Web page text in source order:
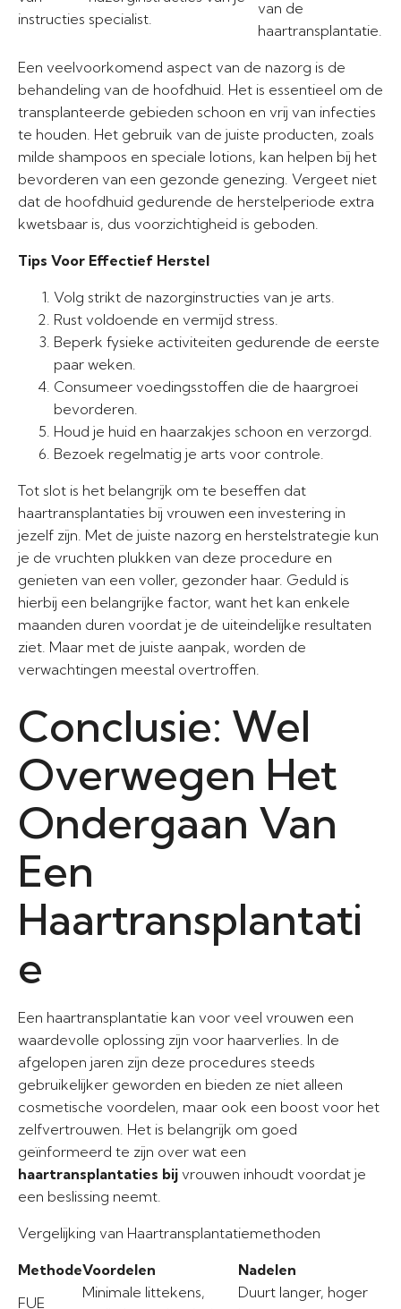
instructies specialist.
van de
haartransplantatie.
Een veelvoorkomend aspect van de nazorg is de
behandeling van de hoofdhuid. Het is essentieel om de
transplanteerde gebieden schoon en vrij van infecties
te houden. Het gebruik van de juiste producten, zoals
milde shampoos en speciale lotions, kan helpen bij het
bevorderen van een gezonde genezing. Vergeet niet
dat de hoofdhuid gedurende de herstelperiode extra
kwetsbaar is, dus voorzichtigheid is geboden.
Tips Voor Effectief Herstel
Volg strikt de nazorginstructies van je arts.
Rust voldoende en vermijd stress.
Beperk fysieke activiteiten gedurende de eerste
paar weken.
Consumeer voedingsstoffen die de haargroei
bevorderen.
Houd je huid en haarzakjes schoon en verzorgd.
Bezoek regelmatig je arts voor controle.
Tot slot is het belangrijk om te beseffen dat
haartransplantaties bij vrouwen een investering in
jezelf zijn. Met de juiste nazorg en herstelstrategie kun
je de vruchten plukken van deze procedure en
genieten van een voller, gezonder haar. Geduld is
hierbij een belangrijke factor, want het kan enkele
maanden duren voordat je de uiteindelijke resultaten
ziet. Maar met de juiste aanpak, worden de
verwachtingen meestal overtroffen.
Conclusie: Wel
Overwegen Het
Ondergaan Van
Een
Haartransplantati
e
Een haartransplantatie kan voor veel vrouwen een
waardevolle oplossing zijn voor haarverlies. In de
afgelopen jaren zijn deze procedures steeds
gebruikelijker geworden en bieden ze niet alleen
cosmetische voordelen, maar ook een boost voor het
zelfvertrouwen. Het is belangrijk om goed
geïnformeerd te zijn over wat een
haartransplantaties bij vrouwen inhoudt voordat je
een beslissing neemt.
Vergelijking van Haartransplantatiemethoden
MethodeVoordelen
Nadelen
FUE
Minimale littekens,
Duurt langer, hoger